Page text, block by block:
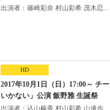
出演者：篠崎彩奈 村山彩希 茂木忍...
HD
2017年10月1日（日）17:00～ チ
いかない」公演 飯野雅 生誕祭
出演者：込山榛香 村山彩希 山邊歩...